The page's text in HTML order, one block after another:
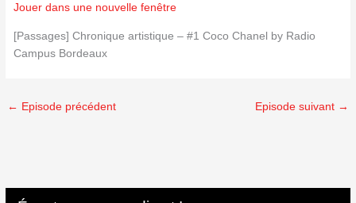
Jouer dans une nouvelle fenêtre
[Passages] Chronique artistique – #1 Coco Chanel by Radio
Campus Bordeaux
← Episode précédent Episode suivant →